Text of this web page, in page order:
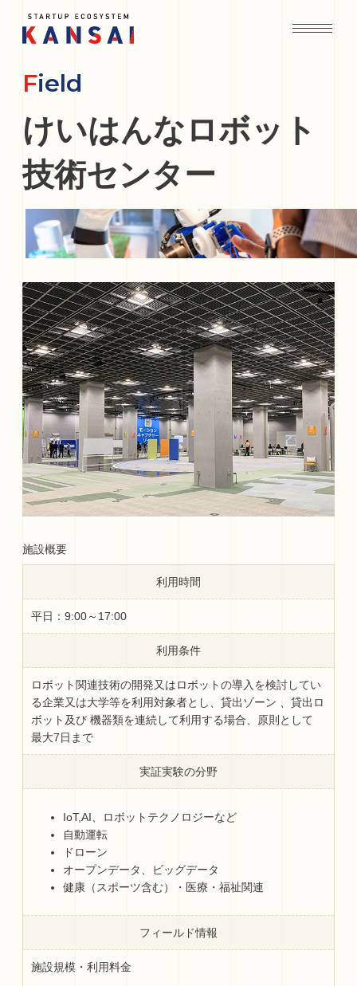
Field
けいはんなロボット
技術センター
施設概要
利用時間
平日：9:00～17:00
利用条件
ロボット関連技術の開発又はロボットの導入を検討してい
る企業又は大学等を利用対象者とし、貸出ゾーン 、貸出ロ
ボット及び 機器類を連続して利用する場合、原則として
最大7日まで
実証実験の分野
IoT,AI、ロボットテクノロジーなど
自動運転
ドローン
オープンデータ、ビッグデータ
健康（スポーツ含む）・医療・福祉関連
フィールド情報
施設規模・利用料金